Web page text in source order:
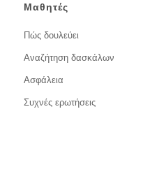
Μαθητές
Πώς δουλεύει
Αναζήτηση δασκάλων
Ασφάλεια
Συχνές ερωτήσεις